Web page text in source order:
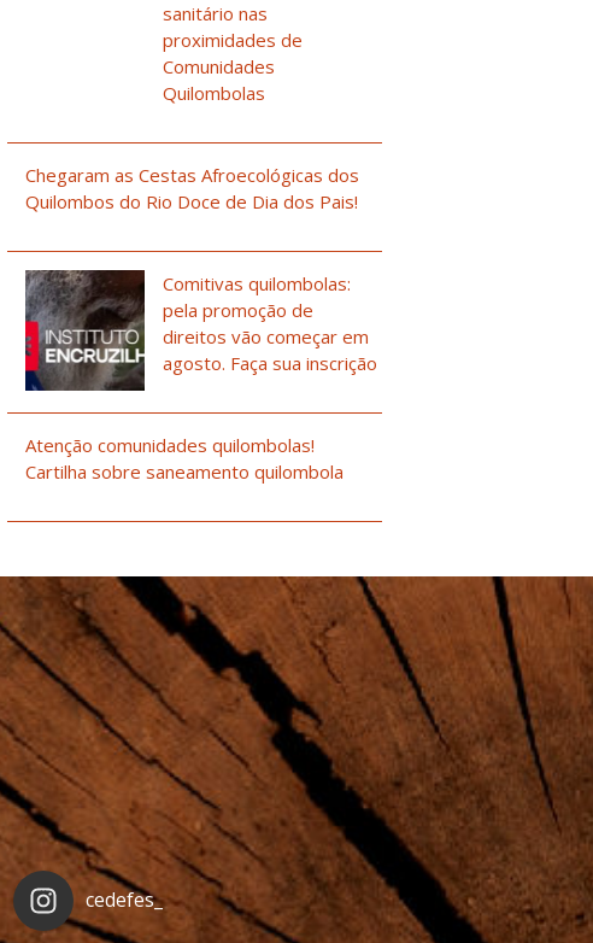
sanitário nas
proximidades de
Comunidades
Quilombolas
Chegaram as Cestas Afroecológicas dos
Quilombos do Rio Doce de Dia dos Pais!
Comitivas quilombolas:
pela promoção de
direitos vão começar em
agosto. Faça sua inscrição
Atenção comunidades quilombolas!
Cartilha sobre saneamento quilombola
cedefes_